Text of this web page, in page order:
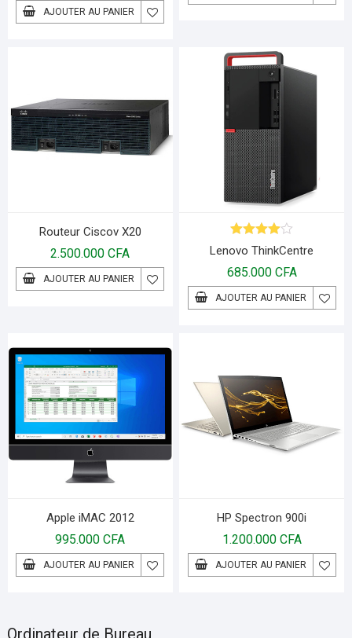
00
AJOUTER AU PANIER
Routeur Ciscov X20
2.500.000CFA
AJOUTER AU PANIER
Note4.00
sur 5
Lenovo ThinkCentre
685.000 CFA
AJOUTER AU PANIER
Apple iMAC 2012
995.000CFA
AJOUTER AU PANIER
HP Spectron 900i
1.200.000 CFA
AJOUTER AU PANIER